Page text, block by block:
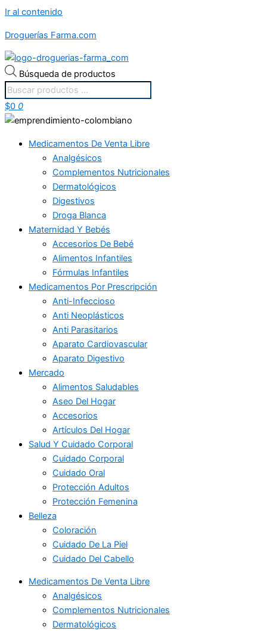
Ir al contenido
Droguerías Farma.com
Búsqueda de productos
$0 0
Medicamentos De Venta Libre
Analgésicos
Complementos Nutricionales
Dermatológicos
Digestivos
Droga Blanca
Maternidad Y Bebés
Accesorios De Bebé
Alimentos Infantiles
Fórmulas Infantiles
Medicamentos Por Prescripción
Anti-Infeccioso
Anti Neoplásticos
Anti Parasitarios
Aparato Cardiovascular
Aparato Digestivo
Mercado
Alimentos Saludables
Aseo Del Hogar
Accesorios
Artículos Del Hogar
Salud Y Cuidado Corporal
Cuidado Corporal
Cuidado Oral
Protección Adultos
Protección Femenina
Belleza
Coloración
Cuidado De La Piel
Cuidado Del Cabello
Medicamentos De Venta Libre
Analgésicos
Complementos Nutricionales
Dermatológicos